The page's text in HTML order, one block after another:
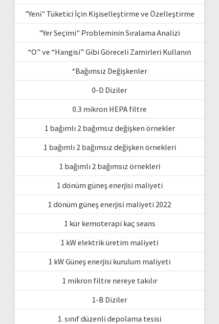
"Yeni" Tüketici İçin Kişiselleştirme ve Özelleştirme
"Yer Seçimi" Probleminin Sıralama Analizi
“O” ve “Hangisi” Gibi Göreceli Zamirleri Kullanın
*Bağımsız Değişkenler
0-D Diziler
0.3 mikron HEPA filtre
1 bağımlı 2 bağımsız değişken örnekler
1 bağımlı 2 bağımsız değişken örnekleri
1 bağımlı 2 bağımsız örnekleri
1 dönüm güneş enerjisi maliyeti
1 dönüm güneş enerjisi maliyeti 2022
1 kür kemoterapi kaç seans
1 kW elektrik üretim maliyeti
1 kW Güneş enerjisi kurulum maliyeti
1 mikron filtre nereye takılır
1-B Diziler
1. sınıf düzenli depolama tesisi